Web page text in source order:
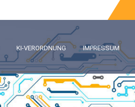
KI-VERORDNUNG IMPRESSUM